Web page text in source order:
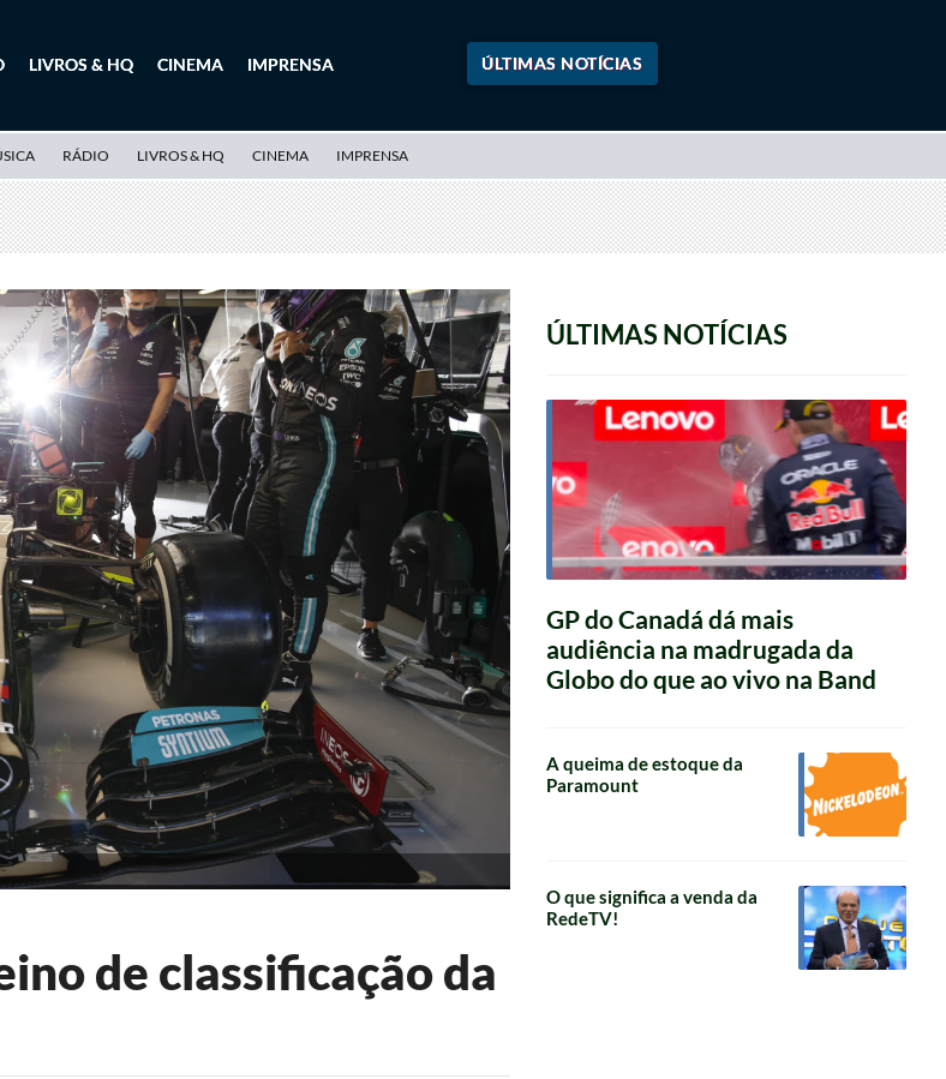
ÚLTIMAS NOTÍCIAS
LIVROS & HQ CINEMA IMPRENSA
RÁDIO LIVROS & HQ CINEMA IMPRENSA
de classificação da
ÚLTIMAS NOTÍCIAS
GP do Canadá dá mais
audiência na madrugada da
Globo do que ao vivo na Band
A queima de estoque da
Paramount
O que significa a venda da
RedeTV!